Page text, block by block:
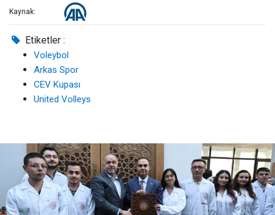
Kaynak:
Etiketler :
Voleybol
Arkas Spor
CEV Kupası
United Volleys